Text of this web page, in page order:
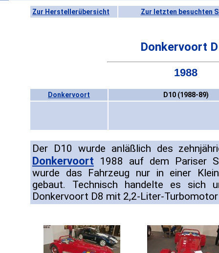
Zur Herstellerübersicht Zur letzten besuchten
Donkervoort
1988
Donkervoort D10 (1988-89)
Der D10 wurde anläßlich des
Donkervoort 1988 auf dem Pariser
wurde das Fahrzeug nur in einer
gebaut. Technisch handelte es sich
Donkervoort D8 mit 2,2-Liter-